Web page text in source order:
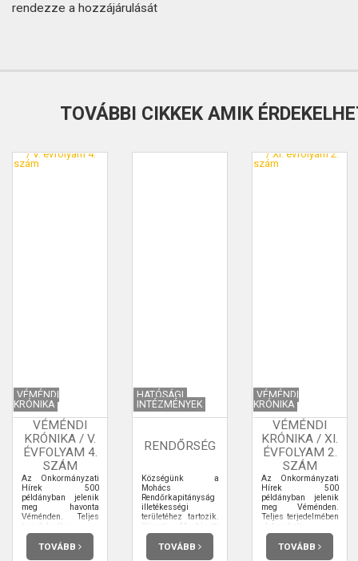
rendezze a hozzájárulását
TOVÁBBI CIKKEK AMIK
VÉMÉNDI
KRÓNIKA
VÉMÉNDI
KRÓNIKA / V.
ÉVFOLYAM 4.
SZÁM
Az Önkormányzati
Hírek 500
példányban jelenik
meg havonta
Véménden. Teljes
terjedelmében
elolvashatja.
TOVÁBB
HATÓSÁGI
INTÉZMÉNYEK
RENDŐRSÉG
Községünk a
Mohács
Rendőrkapitányság
illetékességi
területéhez tartozik.
Körzeti Megbízotti
székhely: Véménd,
ahol Nagy-Gál Béla
rendőr törzszászlós
TOVÁBB
VÉMÉNDI
KRÓNIKA
VÉMÉNDI
KRÓNIKA / XI.
ÉVFOLYAM 2.
SZÁM
Az Önkormányzati
Hírek 500
példányban jelenik
meg Véménden.
Teljes terjedelmében
elolvashatja.
TOVÁBB